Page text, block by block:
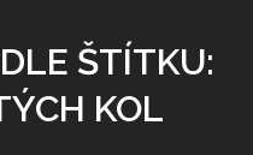
ŠTÍTKU:
KOL